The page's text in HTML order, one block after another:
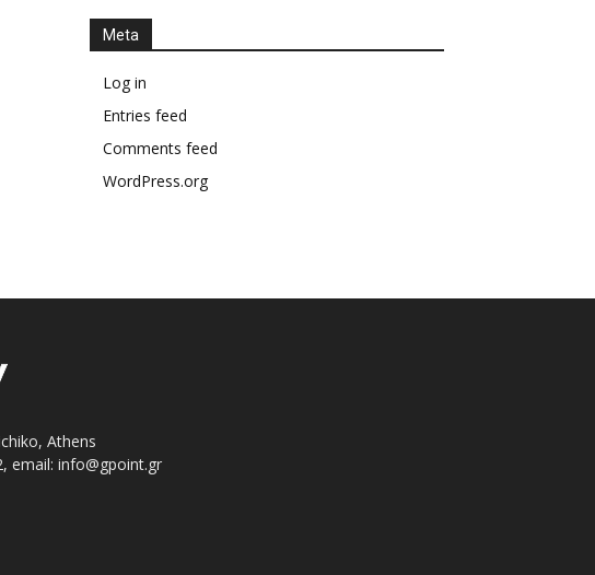
Meta
Log in
Entries feed
Comments feed
WordPress.org
Athens
email:info@gpoint.gr